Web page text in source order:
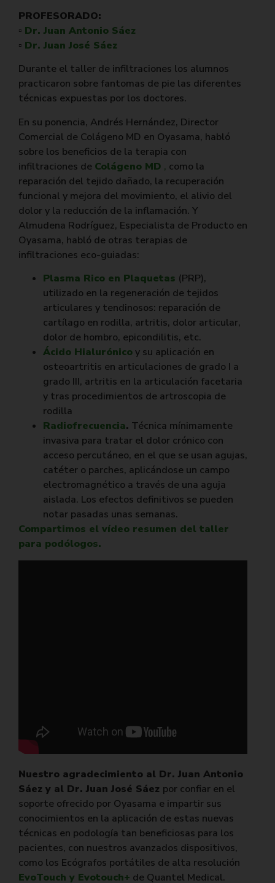
PROFESORADO:
▫ Dr. Juan Antonio Sáez
▫ Dr. Juan José Sáez
Durante el taller de infiltraciones los alumnos
practicaron sobre fantomas de pie las diferentes
técnicas expuestas por los doctores.
En su ponencia, Andrés Hernández, Director
Comercial de Colágeno MD en Oyasama, habló
sobre los beneficios de la terapia con
infiltraciones de Colágeno MD , como la
reparación del tejido dañado, la recuperación
funcional y mejora del movimiento, el alivio del
dolor y la reducción de la inflamación. Y
Almudena Rodríguez, Especialista de Producto en
Oyasama, habló de otras terapias de
infiltraciones eco-guiadas:
Plasma Rico en Plaquetas (PRP),
utilizado en la regeneración de tejidos
articulares y tendinosos: reparación de
cartílago en rodilla, artritis, dolor articular,
dolor de hombro, epicondilitis, etc.
Ácido Hialurónicoy su aplicación en
osteoartritis en articulaciones de grado I a
grado III, artritis en la articulación facetaria
y tras procedimientos de artroscopia de
rodilla
Radiofrecuencia. Técnica mínimamente
invasiva para tratar el dolor crónico con
acceso percutáneo, en el que se usan agujas,
catéter o parches, aplicándose un campo
electromagnético a través de una aguja
aislada. Los efectos definitivos se pueden
notar pasadas unas semanas.
Compartimos el vídeo resumen del taller
para podólogos.
Nuestro agradecimiento al Dr. Juan Antonio
Sáez y al Dr. Juan José Sáez por confiar en el
soporte ofrecido por Oyasama e impartir sus
conocimientos en la aplicación de estas nuevas
técnicas en podología tan beneficiosas para los
pacientes, con nuestros avanzados dispositivos,
como los Ecógrafos portátiles de alta resolución
EvoTouch y Evotouch+ de Quantel Medical.